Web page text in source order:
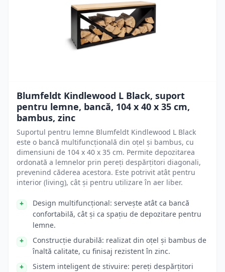
Blumfeldt Kindlewood L Black, suport
pentru lemne, bancă, 104 x 40 x 35 cm,
bambus, zinc
Suportul pentru lemne Blumfeldt Kindlewood L Black
este o bancă multifuncțională din oțel și bambus, cu
dimensiuni de 104 x 40 x 35 cm. Permite depozitarea
ordonată a lemnelor prin pereți despărțitori diagonali,
prevenind căderea acestora. Este potrivit atât pentru
interior (living), cât și pentru utilizare în aer liber.
Design multifuncțional: servește atât ca bancă
confortabilă, cât și ca spațiu de depozitare pentru
lemne.
Construcție durabilă: realizat din oțel și bambus de
înaltă calitate, cu finisaj rezistent în zinc.
Sistem inteligent de stivuire: pereți despărțitori